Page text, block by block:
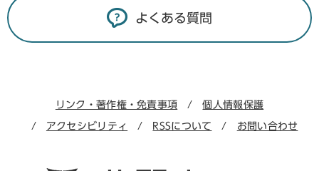
よくある質問
リンク・著作権・免責事項 個人情報保護
アクセシビリティ RSSについて お問い合わせ